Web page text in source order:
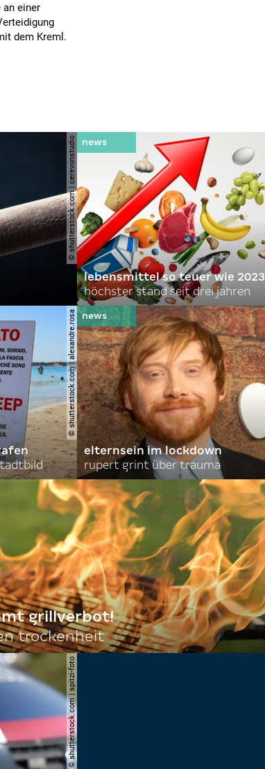
an einer
dem Kreml.
© shutterstock.com | cerevonstudio
lebensmittel so teuer wie 2023
höchster stand seit drei jahren
© shutterstock.com | alexandre.rosa
elternsein im lockdown
rupert grint über trauma
grillverbot!
trockenheit
© shutterstock.com | spitzi-foto